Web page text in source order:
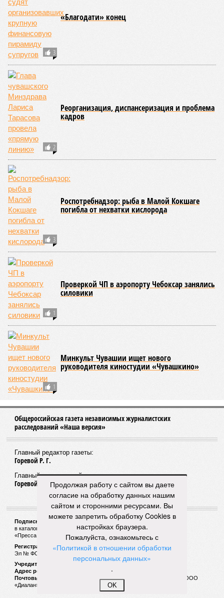
3
«Благодати» конец
2
Реорганизация, диспансеризация и проблема
кадров
3
Роспотребнадзор: рыба в Малой Кокшаге
погибла от нехватки кислорода
1
Проверкой ЧП в аэропорту Чебоксар занялись
силовики
1
Минкульт Чувашии ищет нового
руководителя киностудии «Чувашкино»
Общероссийская газета независимых журналистских
расследований «Наша версия»
Главный редактор газеты:
Горевой Р. Г.
Главный редактор сайта:
Горевой Р. Г.
Подписной индекс газеты «Наша версия»:
в каталоге «Почта России» —99266
«Пресса России» (зелёный) —41522
Регистрационный номер Роскомнадзора
Эл № ФС77-53847 от 26.04.2013.
Учредитель ООО «Версия»
Адрес редакции:
123100, Россия, Москва, улица 1905 года, 7с1
Почтовый адрес редакции:
123022, Россия, Москва, а/я 29. для ООО
«Диалан»
Продолжая работу с сайтом вы даете
согласие на обработку данных нашим
сайтом и сторонними ресурсами. Вы
можете запретить обработку Cookies в
настройках браузера.
Пожалуйста, ознакомьтесь с
«Политикой в отношении обработки
персональных данных»
.
OK